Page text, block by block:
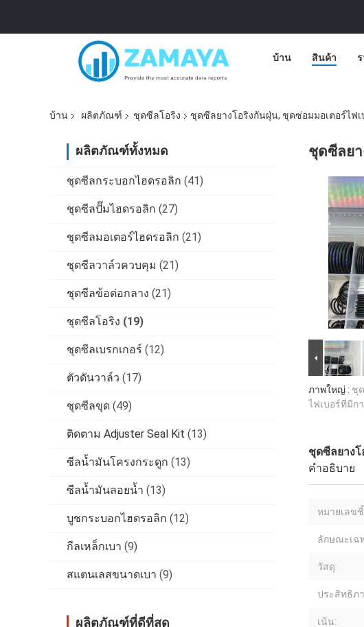
บ้าน สินค้า ร
บ้าน ผลิตภัณฑ์ ชุดซีลโอริง ชุดซีลยางโอริงกันฝุ่น, ชุดซ่อมมอเตอร์ไฟ
ผลิตภัณฑ์ทั้งหมด
ชุดซีลกระบอกไฮดรอลิก (41)
ชุดซีลปั๊มไฮดรอลิก (27)
ชุดซีลมอเตอร์ไฮดรอลิก (21)
ชุดซีลวาล์วควบคุม (21)
ชุดซีลข้อต่อกลาง (21)
ชุดซีลโอริง (19)
ชุดซีลเบรกเกอร์ (12)
ตัวดันวาล์ว (17)
ชุดซีลขุด (49)
ติดตาม Adjuster Seal Kit (13)
ซีลน้ำมันโครงกระดูก (13)
ซีลน้ำมันลอยน้ำ (13)
บูชกระบอกไฮดรอลิก (12)
กีลเหล็กเบา (9)
สแตนเลสขนาดเบา (9)
ผลิตภัณฑ์ที่ดีที่สุด
ชุดซีลยา
ภาพใหญ่ : ชุ
ไฟเบอร์ที่มีก
ชุดซีลยาง
คำอธิบาย
หมายเลข
ลักษณะเฉ
วัสดุ:
ประสิทธิภ
เน้น: